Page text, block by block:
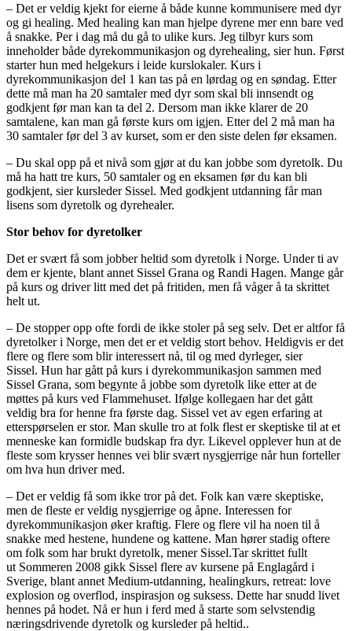
– Det er veldig kjekt for eierne å både kunne kommunisere med dyr
og gi healing. Med healing kan man hjelpe dyrene mer enn bare ved
å snakke. Per i dag må du gå to ulike kurs. Jeg tilbyr kurs som
inneholder både dyrekommunikasjon og dyrehealing, sier hun. Først
starter hun med helgekurs i leide kurslokaler. Kurs i
dyrekommunikasjon del 1 kan tas på en lørdag og en søndag. Etter
dette må man ha 20 samtaler med dyr som skal bli innsendt og
godkjent før man kan ta del 2. Dersom man ikke klarer de 20
samtalene, kan man gå første kurs om igjen. Etter del 2 må man ha
30 samtaler før del 3 av kurset, som er den siste delen før eksamen.
– Du skal opp på et nivå som gjør at du kan jobbe som dyretolk. Du
må ha hatt tre kurs, 50 samtaler og en eksamen før du kan bli
godkjent, sier kursleder Sissel. Med godkjent utdanning får man
lisens som dyretolk og dyrehealer.
Stor behov for dyretolker
Det er svært få som jobber heltid som dyretolk i Norge. Under ti av
dem er kjente, blant annet Sissel Grana og Randi Hagen. Mange går
på kurs og driver litt med det på fritiden, men få våger å ta skrittet
helt ut.
– De stopper opp ofte fordi de ikke stoler på seg selv. Det er altfor få
dyretolker i Norge, men det er et veldig stort behov. Heldigvis er det
flere og flere som blir interessert nå, til og med dyrleger, sier
Sissel. Hun har gått på kurs i dyrekommunikasjon sammen med
Sissel Grana, som begynte å jobbe som dyretolk like etter at de
møttes på kurs ved Flammehuset. Ifølge kollegaen har det gått
veldig bra for henne fra første dag. Sissel vet av egen erfaring at
etterspørselen er stor. Man skulle tro at folk flest er skeptiske til at et
menneske kan formidle budskap fra dyr. Likevel opplever hun at de
fleste som krysser hennes vei blir svært nysgjerrige når hun forteller
om hva hun driver med.
– Det er veldig få som ikke tror på det. Folk kan være skeptiske,
men de fleste er veldig nysgjerrige og åpne. Interessen for
dyrekommunikasjon øker kraftig. Flere og flere vil ha noen til å
snakke med hestene, hundene og kattene. Man hører stadig oftere
om folk som har brukt dyretolk, mener Sissel.Tar skrittet fullt
ut Sommeren 2008 gikk Sissel flere av kursene på Englagård i
Sverige, blant annet Medium-utdanning, healingkurs, retreat: love
explosion og overflod, inspirasjon og suksess. Dette har snudd livet
hennes på hodet. Nå er hun i ferd med å starte som selvstendig
næringsdrivende dyretolk og kursleder på heltid..